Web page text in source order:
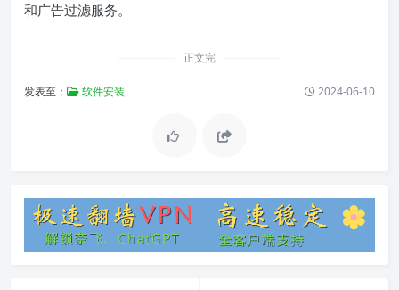
和广告过滤服务。
正文完
发表至： 软件安装 2024-06-10